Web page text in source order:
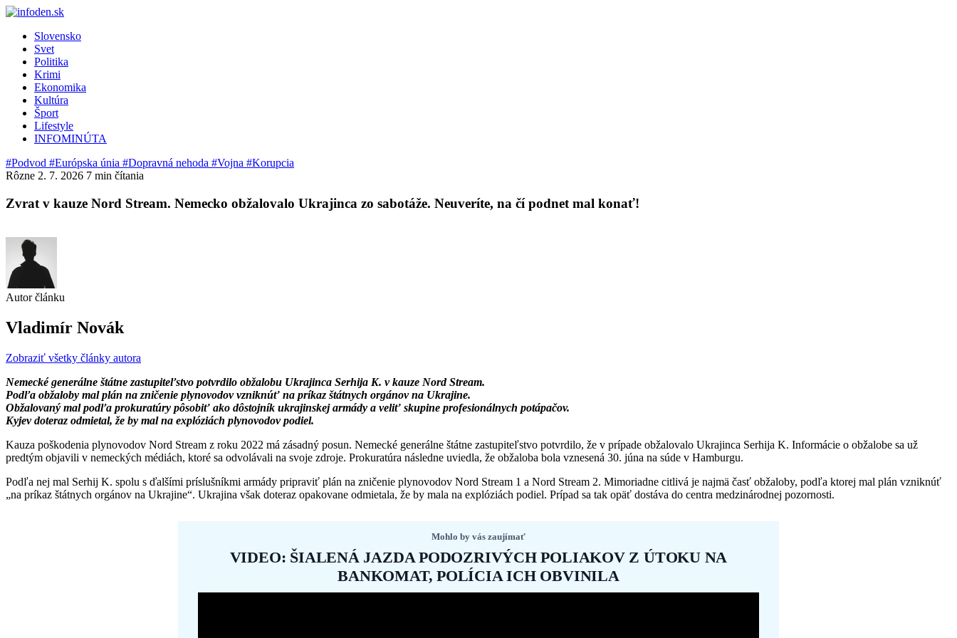
Slovensko
Svet
Politika
Krimi
Ekonomika
Kultúra
Šport
Lifestyle
INFOMINÚTA
#Podvod #Európska únia #Dopravná nehoda #Vojna #Korupcia
Rôzne 2. 7. 2026 7 min čítania
Zvrat v kauze Nord Stream. Nemecko obžalovalo Ukrajinca zo sabotáže. Neuveríte, na čí podnet mal konať!
Autor článku
Vladimír Novák
Zobraziť všetky články autora
Nemecké generálne štátne zastupiteľstvo potvrdilo obžalobu Ukrajinca Serhija K. v kauze Nord Stream.
Podľa obžaloby mal plán na zničenie plynovodov vzniknúť na príkaz štátnych orgánov na Ukrajine.
Obžalovaný mal podľa prokuratúry pôsobiť ako dôstojník ukrajinskej armády a veliť skupine profesionálnych potápačov.
Kyjev doteraz odmietal, že by mal na explóziách plynovodov podiel.
Kauza poškodenia plynovodov Nord Stream z roku 2022 má zásadný posun. Nemecké generálne štátne zastupiteľstvo potvrdilo, že v prípade obžalovalo Ukrajinca Serhija K. Informácie o obžalobe sa už
predtým objavili v nemeckých médiách, ktoré sa odvolávali na svoje zdroje. Prokuratúra následne uviedla, že obžaloba bola vznesená 30. júna na súde v Hamburgu.
Podľa nej mal Serhij K. spolu s ďalšími príslušníkmi armády pripraviť plán na zničenie plynovodov Nord Stream 1 a Nord Stream 2. Mimoriadne citlivá je najmä časť obžaloby, podľa ktorej mal plán vzniknúť
„na príkaz štátnych orgánov na Ukrajine“. Ukrajina však doteraz opakovane odmietala, že by mala na explóziách podiel. Prípad sa tak opäť dostáva do centra medzinárodnej pozornosti.
Mohlo by vás zaujímať
VIDEO: ŠIALENÁ JAZDA PODOZRIVÝCH POLIAKOV Z ÚTOKU NA
BANKOMAT, POLÍCIA ICH OBVINILA